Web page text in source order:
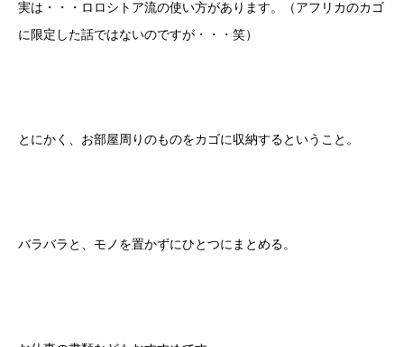
実は・・・ロロシトア流の使い方があります。（アフリカのカゴ
に限定した話ではないのですが・・・笑）
とにかく、お部屋周りのものをカゴに収納するということ。
バラバラと、モノを置かずにひとつにまとめる。